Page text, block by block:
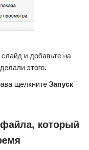
и добавьте на
этого.
щелкните Запуск
который